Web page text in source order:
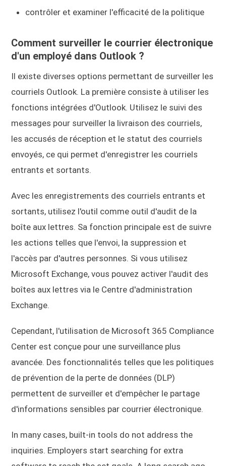
contrôler et examiner l'efficacité de la politique
Comment surveiller le courrier électronique
d'un employé dans Outlook ?
Il existe diverses options permettant de surveiller les
courriels Outlook. La première consiste à utiliser les
fonctions intégrées d'Outlook. Utilisez le suivi des
messages pour surveiller la livraison des courriels,
les accusés de réception et le statut des courriels
envoyés, ce qui permet d'enregistrer les courriels
entrants et sortants.
Avec les enregistrements des courriels entrants et
sortants, utilisez l'outil comme outil d'audit de la
boîte aux lettres. Sa fonction principale est de suivre
les actions telles que l'envoi, la suppression et
l'accès par d'autres personnes. Si vous utilisez
Microsoft Exchange, vous pouvez activer l'audit des
boîtes aux lettres via le Centre d'administration
Exchange.
Cependant, l'utilisation de Microsoft 365 Compliance
Center est conçue pour une surveillance plus
avancée. Des fonctionnalités telles que les politiques
de prévention de la perte de données (DLP)
permettent de surveiller et d'empêcher le partage
d'informations sensibles par courrier électronique.
In many cases, built-in tools do not address the
inquiries. Employers start searching for extra